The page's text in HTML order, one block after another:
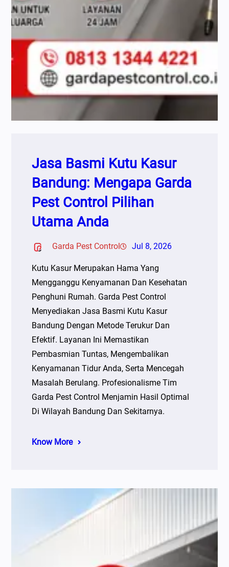
Jasa Basmi Kutu Kasur
Bandung: Mengapa Garda
Pest Control Pilihan
Utama Anda
Garda Pest Control Jul 8, 2026
Kutu Kasur Merupakan Hama Yang
Mengganggu Kenyamanan Dan Kesehatan
Penghuni Rumah. Garda Pest Control
Menyediakan Jasa Basmi Kutu Kasur
Bandung Dengan Metode Terukur Dan
Efektif. Layanan Ini Memastikan
Pembasmian Tuntas, Mengembalikan
Kenyamanan Tidur Anda, Serta Mencegah
Masalah Berulang. Profesionalisme Tim
Garda Pest Control Menjamin Hasil Optimal
Di Wilayah Bandung Dan Sekitarnya.
Know More